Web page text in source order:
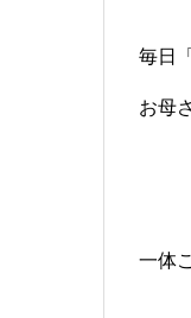
毎日
お母
一体